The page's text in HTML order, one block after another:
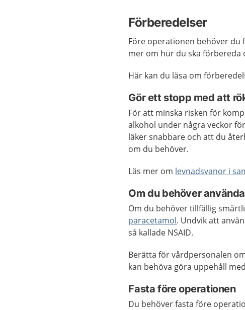
Förberedelser
Före operationen behöver du
mer om hur du ska
Här kan du läsa om
Gör ett stopp med att
För att minska risken för
alkohol under några veckor
läker snabbare och att du
om du behöver.
Läs mer om levnadsvanor i
Om du behöver
Om du behöver tillfällig
paracetamol. Undvik att
så kallade NSAID.
Berätta för vårdpersonalen
kan behöva göra uppehåll
Fasta före operationen
Du behöver fasta före